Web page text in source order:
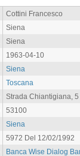
Cottini Francesco
Siena
Siena
1963-04-10
Siena
Toscana
Strada Chiantigiana, 5
53100
Siena
5972 Del 12/02/1992
Banca Wise Dialog